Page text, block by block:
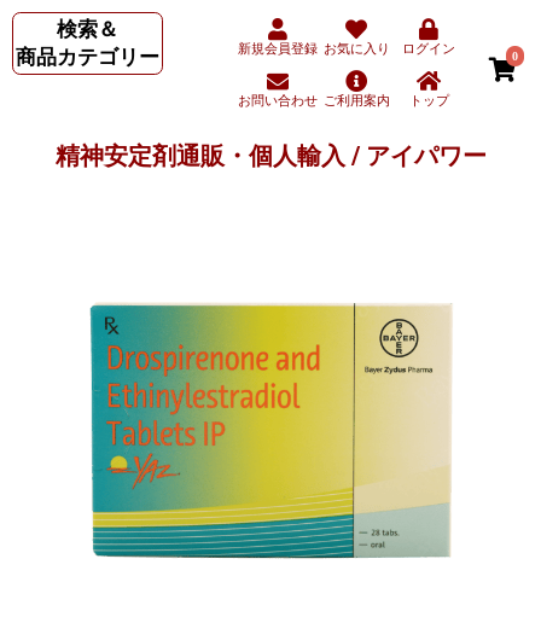
検索＆
商品カテゴリー
新規会員登録 お気に入り ログイン
お問い合わせ ご利用案内 トップ
0
精神安定剤通販・個人輸入 / アイパワー